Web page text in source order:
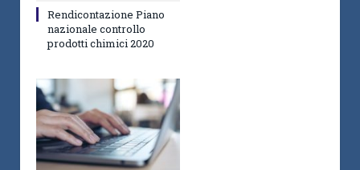
Rendicontazione Piano
nazionale controllo
prodotti chimici 2020